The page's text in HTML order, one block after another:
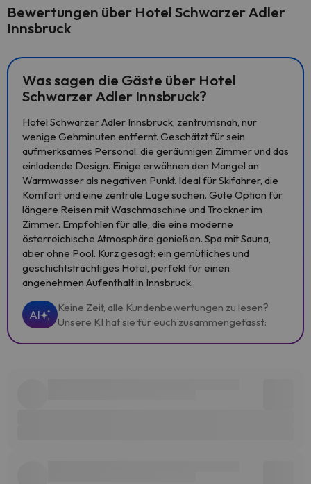
Bewertungen über Hotel Schwarzer Adler
Innsbruck
Was sagen die Gäste über Hotel
Schwarzer Adler Innsbruck?
Hotel Schwarzer Adler Innsbruck, zentrumsnah, nur
wenige Gehminuten entfernt. Geschätzt für sein
aufmerksames Personal, die geräumigen Zimmer und das
einladende Design. Einige erwähnen den Mangel an
Warmwasser als negativen Punkt. Ideal für Skifahrer, die
Komfort und eine zentrale Lage suchen. Gute Option für
längere Reisen mit Waschmaschine und Trockner im
Zimmer. Empfohlen für alle, die eine moderne
österreichische Atmosphäre genießen. Spa mit Sauna,
aber ohne Pool. Kurz gesagt: ein gemütliches und
geschichtsträchtiges Hotel, perfekt für einen
angenehmen Aufenthalt in Innsbruck.
AI
Keine Zeit, alle Kundenbewertungen zu lesen?
Unsere KI hat sie für euch zusammengefasst: